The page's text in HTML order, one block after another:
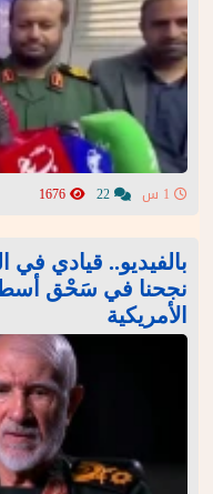
بالفيديو.. قيادي في
نجحنا في سَحْق
الأمريكية